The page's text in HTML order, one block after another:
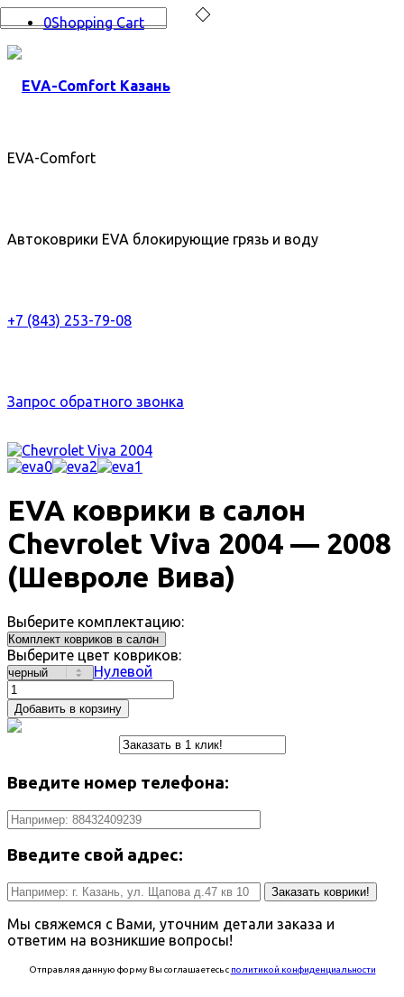
0Shopping Cart
EVA-Comfort
Автоковрики EVA блокирующие грязь и воду
+7 (843) 253-79-08
Запрос обратного звонка
EVA коврики в салон
Chevrolet Viva 2004 — 2008
(Шевроле Вива)
Выберите комплектацию:
Выберите цвет ковриков:
Нулевой
Добавить в корзину
Введите номер телефона:
Введите свой адрес:
Заказать коврики!
Мы свяжемся с Вами, уточним детали заказа и
ответим на возникшие вопросы!
Отправляя данную форму Вы соглашаетесь с политикой конфиденциальности